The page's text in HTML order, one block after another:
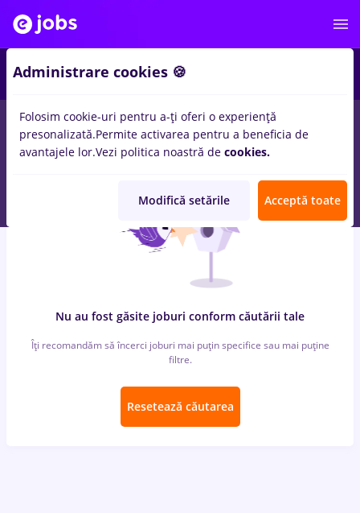
locuri de muncacu salarii vertiv, Part timeinStrainatate
pentruStudent, Entry-Level (< 2 ani)inTransport / Distributie
Nu au fost găsite joburi conform căutării tale
Îți recomandăm să încerci joburi mai puțin specifice sau mai puține
filtre.
Resetează căutarea
Administrare cookies 🍪
Folosim cookie-uri pentru a-ți oferi o experiență
presonalizată.Permite activarea pentru a beneficia de
avantajele lor.Vezi politica noastră de cookies.
Modifică setările Acceptă toate